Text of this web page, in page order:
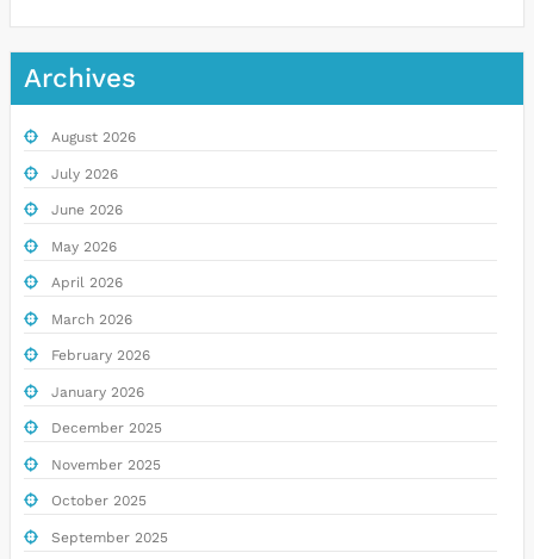
Archives
August 2026
July 2026
June 2026
May 2026
April 2026
March 2026
February 2026
January 2026
December 2025
November 2025
October 2025
September 2025